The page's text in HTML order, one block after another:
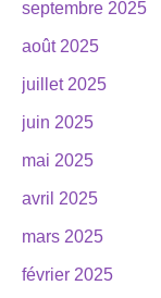
septembre 2025
août 2025
juillet 2025
juin 2025
mai 2025
avril 2025
mars 2025
février 2025